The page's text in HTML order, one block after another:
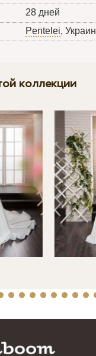
28 дней
Pentelei,
коллекции